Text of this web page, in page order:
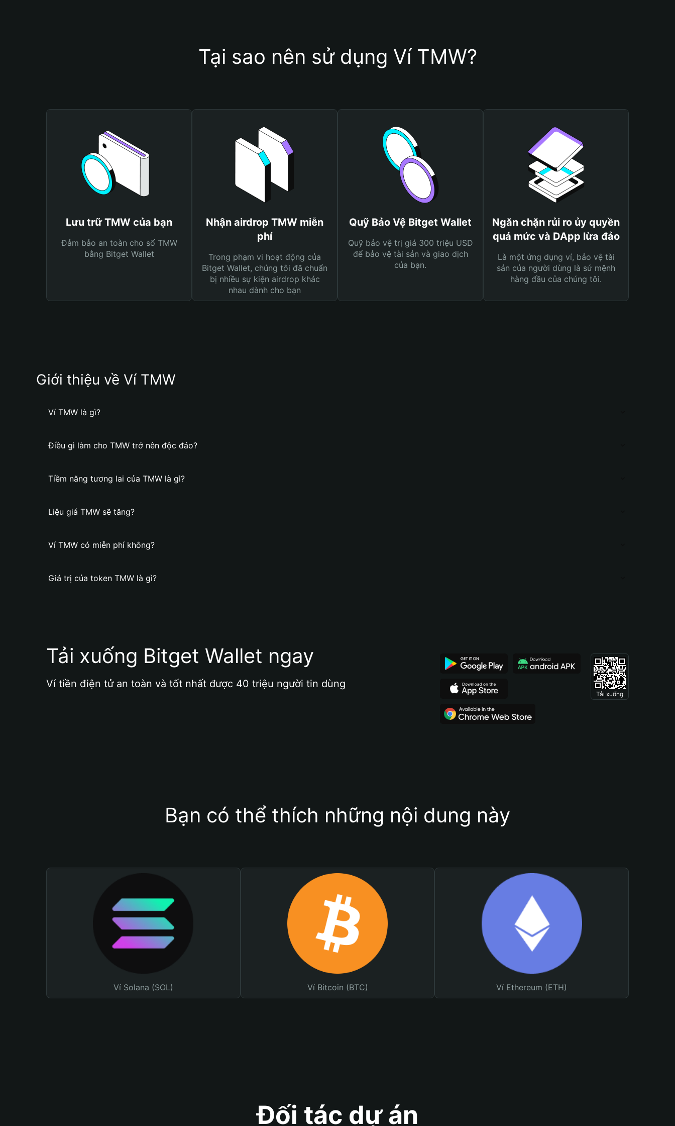
Tại sao nên sử dụng Ví TMW?
Lưu trữ TMW của bạn
Đảm bảo an toàn cho số TMW
bằng Bitget Wallet
Nhận airdrop TMW miễn
phí
Trong phạm vi hoạt động của
Bitget Wallet, chúng tôi đã chuẩn
bị nhiều sự kiện airdrop khác
nhau dành cho bạn
Quỹ Bảo Vệ Bitget Wallet
Quỹ bảo vệ trị giá 300 triệu USD
để bảo vệ tài sản và giao dịch
của bạn.
Ngăn chặn rủi ro ủy quyền
quá mức và DApp lừa đảo
Là một ứng dụng ví, bảo vệ tài
sản của người dùng là sứ mệnh
hàng đầu của chúng tôi.
Giới thiệu về Ví TMW
Ví TMW là gì?
Điều gì làm cho TMW trở nên độc đáo?
Tiềm năng tương lai của TMW là gì?
Liệu giá TMW sẽ tăng?
Ví TMW có miễn phí không?
Giá trị của token TMW là gì?
Tải xuống Bitget Wallet ngay
Ví tiền điện tử an toàn và tốt nhất được 40 triệu người tin dùng
Tải xuống
Bạn có thể thích những nội dung này
Ví Solana (SOL) Ví Bitcoin (BTC) Ví Ethereum (ETH)
Đối tác dự án